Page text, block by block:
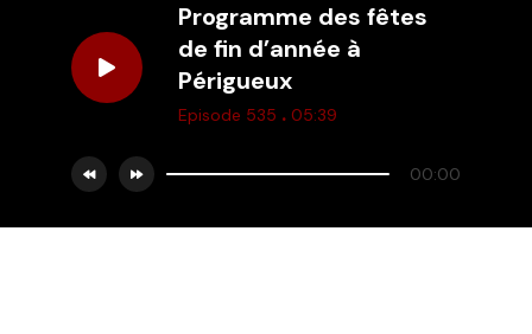
Programme des fêtes
de fin d’année à
Périgueux
Episode 535 . 05:39
00:00